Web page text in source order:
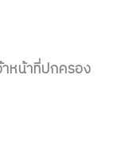
หน้าที่ปกครอง